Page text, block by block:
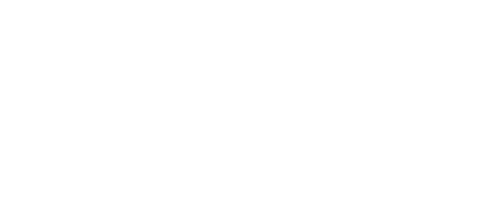
por letras y números. El BIC es necesario para
casos, optan tener un código SWIFT específico para
XXX, se refiere a la sede bancaria central. Si no, se
la cuenta de su destinatario y anular el pago.
y pedir que se anule la transferencia.